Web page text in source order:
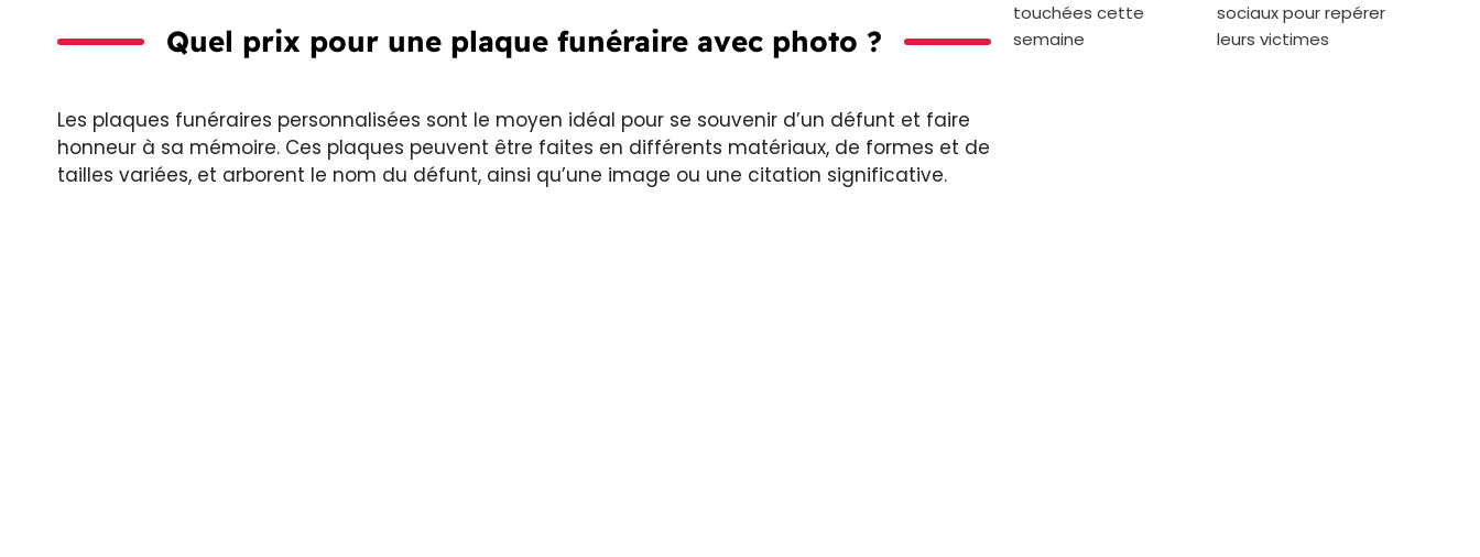
Quel prix pour une plaque funéraire avec photo ?
Les plaques funéraires personnalisées sont le moyen idéal pour se souvenir d’un défunt et faire
honneur à sa mémoire. Ces plaques peuvent être faites en différents matériaux, de formes et de
tailles variées, et arborent le nom du défunt, ainsi qu’une image ou une citation significative.
touchées cette
semaine
sociaux pour repérer
leurs victimes